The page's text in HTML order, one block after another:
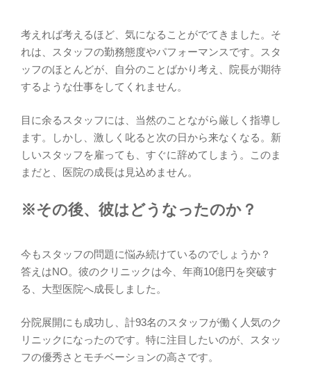
考えれば考えるほど、気になることがでてきました。そ
れは、スタッフの勤務態度やパフォーマンスです。スタ
ッフのほとんどが、自分のことばかり考え、院長が期待
するような仕事をしてくれません。
目に余るスタッフには、当然のことながら厳しく指導し
ます。しかし、激しく叱ると次の日から来なくなる。新
しいスタッフを雇っても、すぐに辞めてしまう。このま
まだと、医院の成長は見込めません。
※その後、彼はどうなったのか？
今もスタッフの問題に悩み続けているのでしょうか？
答えはNO。彼のクリニックは今、年商10億円を突破す
る、大型医院へ成長しました。
分院展開にも成功し、計93名のスタッフが働く人気のク
リニックになったのです。特に注目したいのが、スタッ
フの優秀さとモチベーションの高さです。